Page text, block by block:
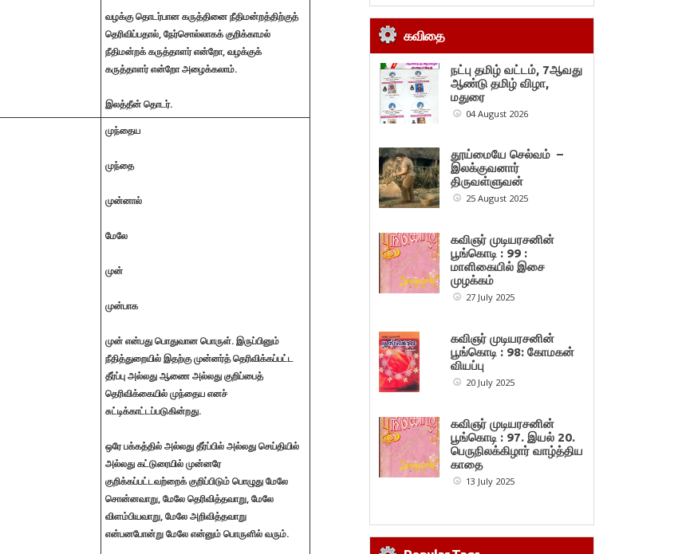
வழக்கு தொடர்பான கருத்தினை நீதிமன்றத்திற்குத்
தெரிவிப்பதால், நேர்சொல்லாகக் குறிக்காமல்
நீதிமன்றக் கருத்தாளர் என்றோ, வழக்குக்
கருத்தாளர் என்றோ அழைக்கலாம்.
இலத்தீன் தொடர்.
முந்தைய
முந்தை
முன்னால்
மேலே
முன்
முன்பாக
முன் என்பது பொதுவான பொருள். இருப்பினும்
நீதித்துறையில் இதற்கு முன்னர்த் தெரிவிக்கப்பட்ட
தீர்ப்பு அல்லது ஆணை அல்லது குறிப்பைத்
தெரிவிக்கையில் முந்தைய எனச்
சுட்டிக்காட்டப்படுகின்றது.
ஒரே பக்கத்தில் அல்லது தீர்ப்பில் அல்லது செய்தியில்
அல்லது கட்டுரையில் முன்னரே
குறிக்கப்பட்டவற்றைக் குறிப்பிடும் பொழுது மேலே
சொன்னவாறு, மேலே தெரிவித்தவாறு, மேலே
விளம்பியவாறு, மேலே அறிவித்தவாறு
என்பனபோன்று மேலே என்னும் பொருளில் வரும்.
கவிதை
நட்பு தமிழ் வட்டம், 7ஆவது
ஆண்டு தமிழ் விழா,
மதுரை
04 August 2026
தூய்மையே செல்வம் –
இலக்குவனார்
திருவள்ளுவன்
25 August 2025
கவிஞர் முடியரசனின்
பூங்கொடி : 99 :
மாளிகையில் இசை
முழக்கம்
27 July 2025
கவிஞர் முடியரசனின்
பூங்கொடி : 98: கோமகன்
வியப்பு
20 July 2025
கவிஞர் முடியரசனின்
பூங்கொடி : 97. இயல் 20.
பெருநிலக்கிழார் வாழ்த்திய
காதை
13 July 2025